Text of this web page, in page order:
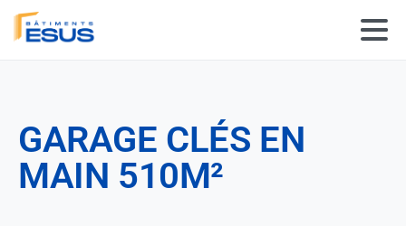
GARAGE CLÉS EN
MAIN 510M²
Panneau de gestion des cookies